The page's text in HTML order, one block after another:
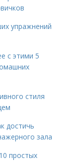
упражнений
с этими 5
стиля
достичь
зала
простых